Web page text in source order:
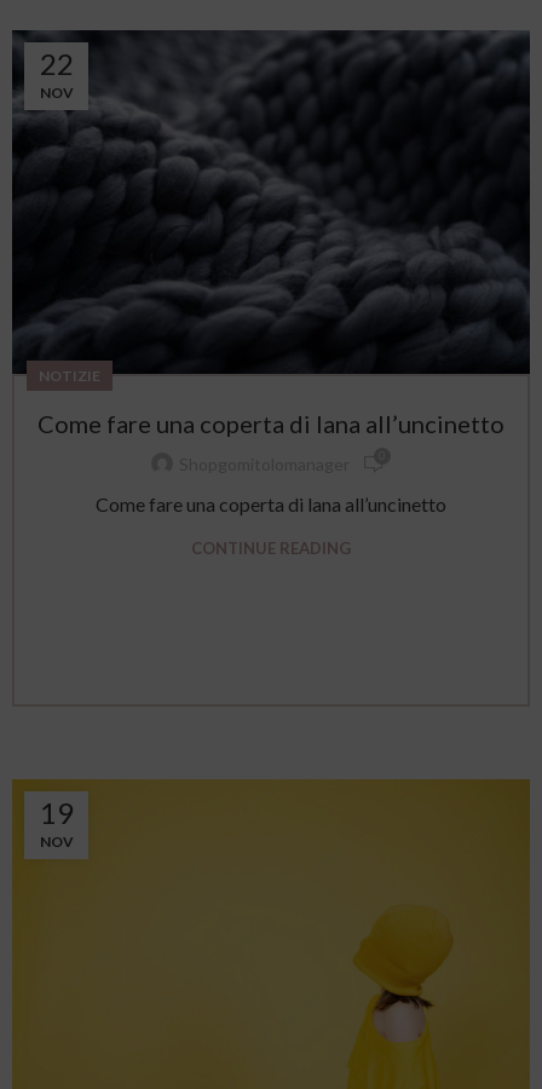
22
NOV
NOTIZIE
Come fare una coperta di lana all’uncinetto
Come fare una coperta di lana all’uncinetto
CONTINUE READING
19
NOV